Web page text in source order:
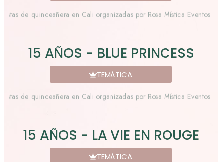
15 AÑOS - BLUE PRINCESS
TEMÁTICA
15 AÑOS - LA VIE EN ROUGE
TEMÁTICA